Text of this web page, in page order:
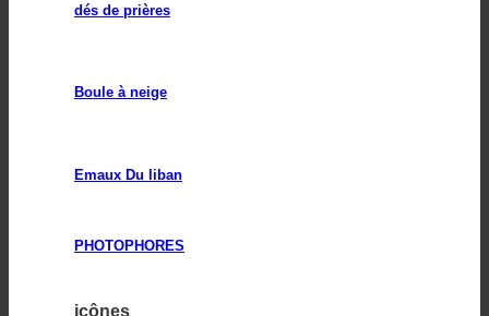
dés de prières
Boule à neige
Emaux Du liban
PHOTOPHORES
icônes